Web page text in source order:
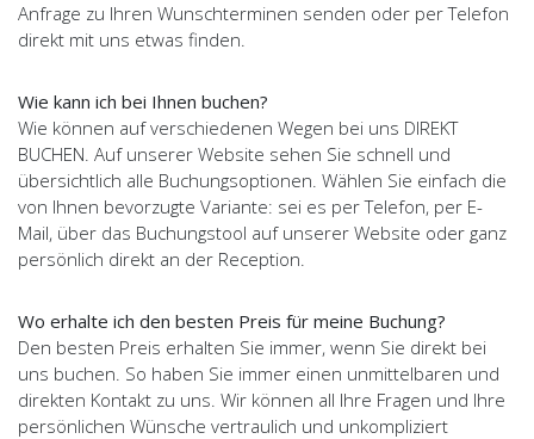
Anfrage zu Ihren Wunschterminen senden oder per Telefon
direkt mit uns etwas finden.
Wie kann ich bei Ihnen buchen?
Wie können auf verschiedenen Wegen bei uns DIREKT
BUCHEN. Auf unserer Website sehen Sie schnell und
übersichtlich alle Buchungsoptionen. Wählen Sie einfach die
von Ihnen bevorzugte Variante: sei es per Telefon, per E-
Mail, über das Buchungstool auf unserer Website oder ganz
persönlich direkt an der Reception.
Wo erhalte ich den besten Preis für meine Buchung?
Den besten Preis erhalten Sie immer, wenn Sie direkt bei
uns buchen. So haben Sie immer einen unmittelbaren und
direkten Kontakt zu uns. Wir können all Ihre Fragen und Ihre
persönlichen Wünsche vertraulich und unkompliziert